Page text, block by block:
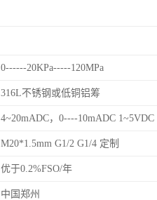
0------20KPa-----120MPa
316L不锈钢或低铜铝筹
4~20mADC，0----10mADC 1~5VDC
M20*1.5mm G1/2 G1/4 定制
优于0.2%FSO/年
中国郑州